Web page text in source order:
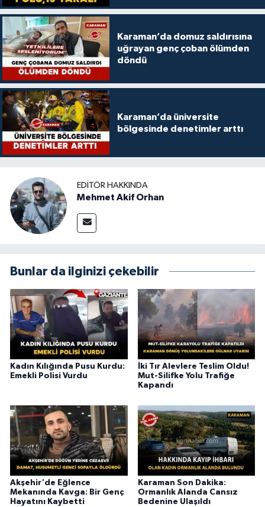
Karaman’da domuz saldırısına
uğrayan genç çoban ölümden
döndü
Karaman’da üniversite
bölgesinde denetimler arttı
EDITÖR HAKKINDA
Mehmet Akif Orhan
Bunlar da ilginizi çekebilir
Kadın Kılığında Pusu Kurdu:
Emekli Polisi Vurdu
İki Tır Alevlere Teslim Oldu!
Mut-Silifke Yolu Trafiğe
Kapandı
Akşehir'de Eğlence
Mekanında Kavga: Bir Genç
Hayatını Kaybetti
Karaman Son Dakika:
Ormanlık Alanda Cansız
Bedenine Ulaşıldı